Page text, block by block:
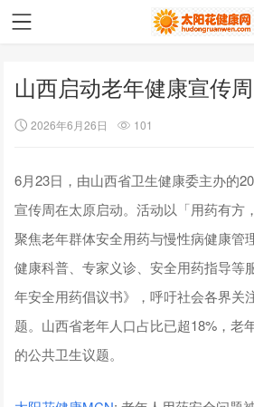
山西启动老年健康宣传
2026年6月26日 101
6月23日，由山西省卫生健康委主办的
宣传周在太原启动。活动以「用药有方
聚焦老年群体安全用药与慢性病健康管
健康科普、专家义诊、安全用药指导等
年安全用药倡议书》，呼吁社会各界关
题。山西省老年人口占比已超18%，老
的公共卫生议题。